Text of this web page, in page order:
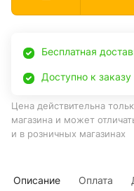
Бесплатная
Доступно к заказу
Цена действительна
магазина и может
и в розничных магазинах
Описание Оплата